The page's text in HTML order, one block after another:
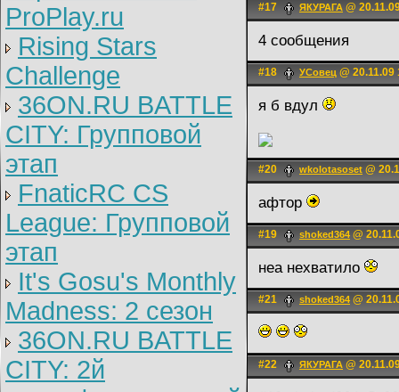
ProPlay.ru
Rising Stars
Challenge
36ON.RU BATTLE
CITY: Групповой
этап
FnaticRC CS
League: Групповой
этап
It's Gosu's Monthly
Madness: 2 сезон
36ON.RU BATTLE
CITY: 2й
#17 ЯКУРАГА @
4 сообщения
#18 УСовец @ 20.11.09
я б вдул
#20 wkolotasoset @
афтор
#19 shoked364 @
неа нехватило
#21 shoked364 @
#22 ЯКУРАГА @